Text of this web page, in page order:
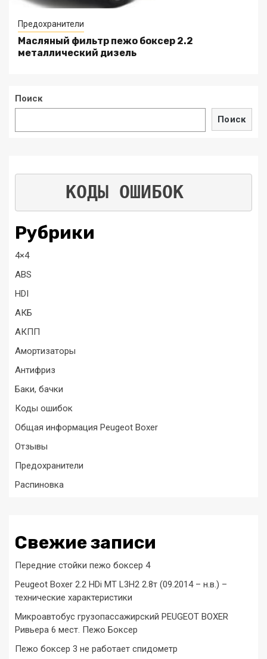
Предохранители
Масляный фильтр пежо боксер 2.2
металлический дизель
Поиск
Поиск
КОДЫ ОШИБОК
Рубрики
4×4
ABS
HDI
АКБ
АКПП
Амортизаторы
Антифриз
Баки, бачки
Коды ошибок
Общая информация Peugeot Boxer
Отзывы
Предохранители
Распиновка
Свежие записи
Передние стойки пежо боксер 4
Peugeot Boxer 2.2 HDi MT L3H2 2.8т (09.2014 – н.в.) –
технические характеристики
Микроавтобус грузопассажирский PEUGEOT BOXER
Ривьера 6 мест. Пежо Боксер
Пежо боксер 3 не работает спидометр